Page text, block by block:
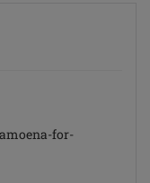
for-